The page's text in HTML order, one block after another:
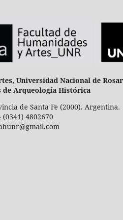
Universidad Nacional de
de Arqueología Histórica
de Santa Fe (2000). Argentina.
(0341) 4802670